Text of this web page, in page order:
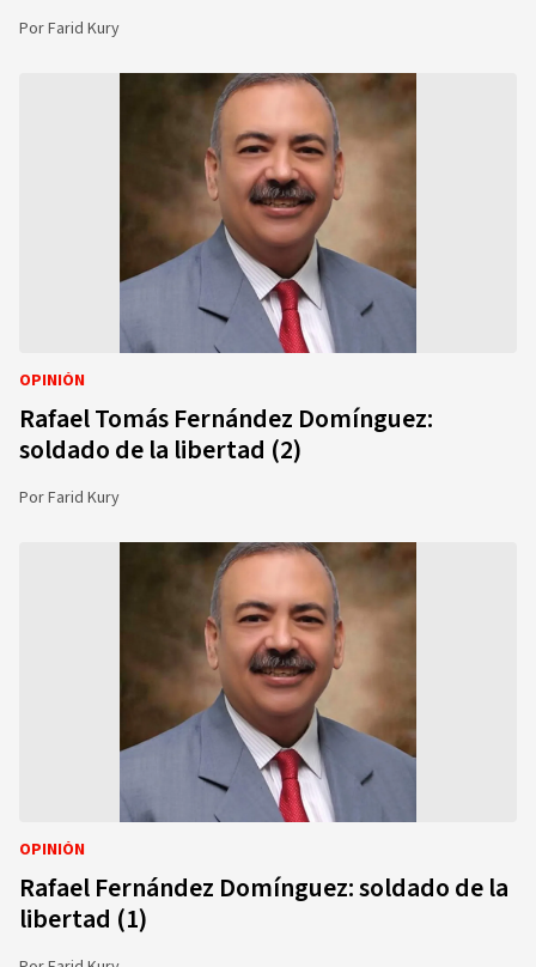
PorFarid Kury
OPINIÓN
Rafael Tomás Fernández Domínguez:
soldado de la libertad (2)
PorFarid Kury
OPINIÓN
Rafael Fernández Domínguez: soldado de la
libertad (1)